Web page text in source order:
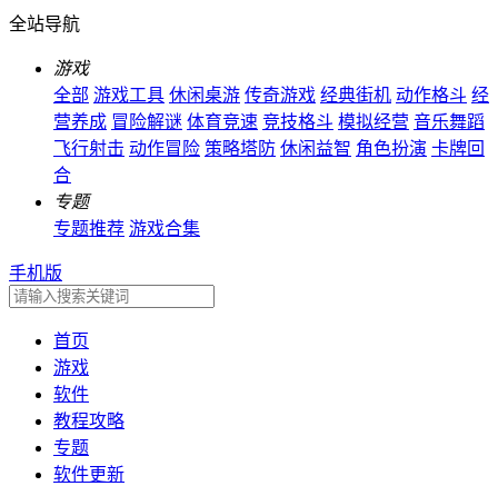
全站导航
游戏
全部 游戏工具 休闲桌游 传奇游戏 经典街机 动作格斗 经
营养成 冒险解谜 体育竞速 竞技格斗 模拟经营 音乐舞蹈
飞行射击 动作冒险 策略塔防 休闲益智 角色扮演 卡牌回
合
专题
专题推荐 游戏合集
手机版
首页
游戏
软件
教程攻略
专题
软件更新